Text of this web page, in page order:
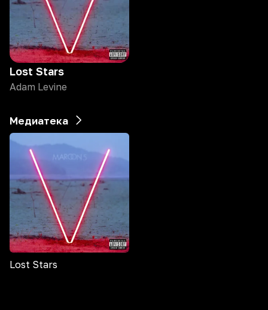
Lost Stars
Adam Levine
Медиатека
Lost Stars